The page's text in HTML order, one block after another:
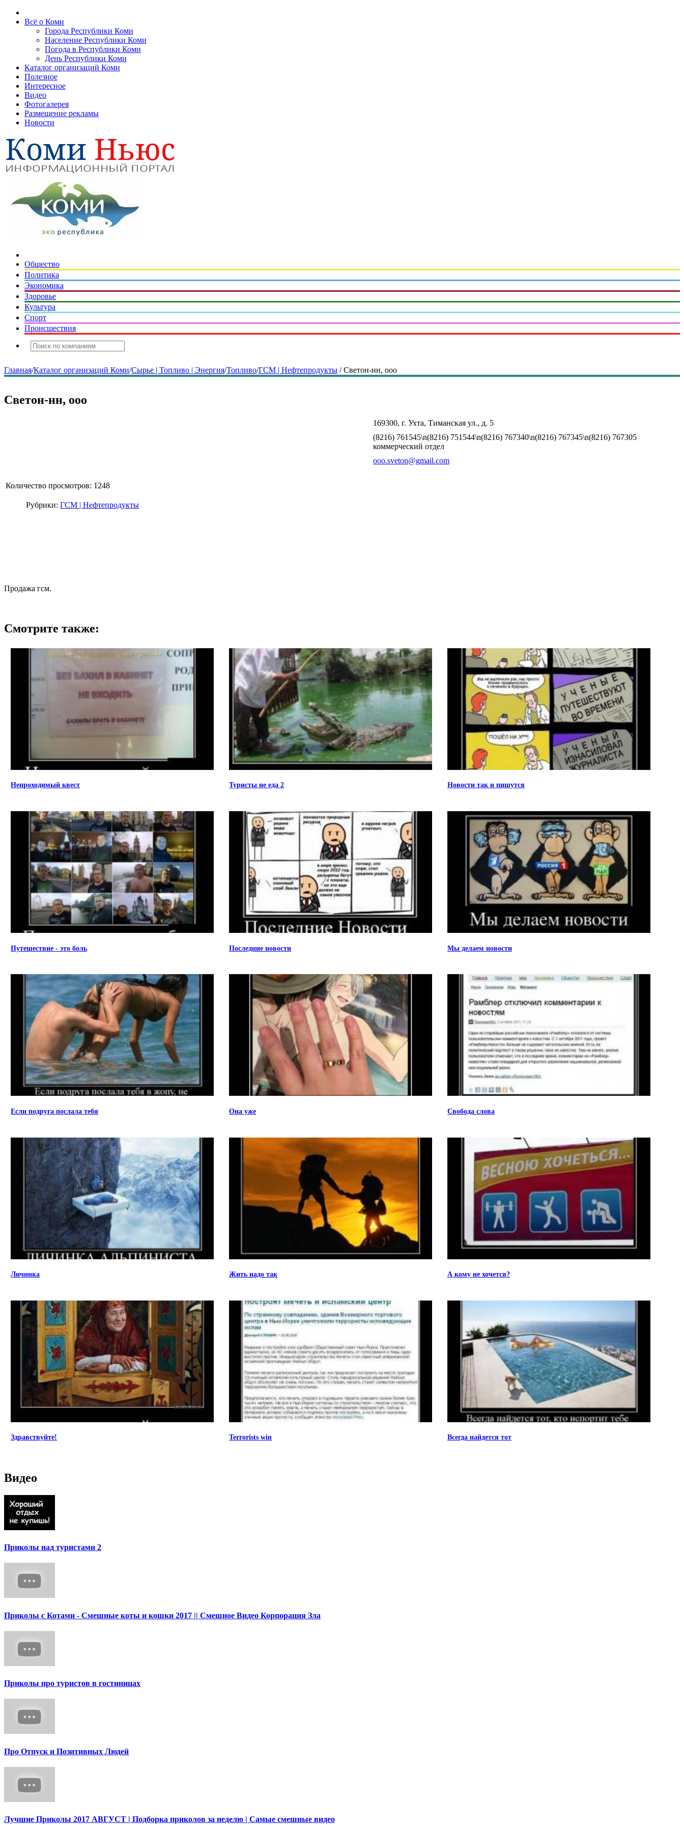
Всё о Коми
Города Республики Коми
Население Республики Коми
Погода в Республики Коми
День Республики Коми
Каталог организаций Коми
Полезное
Интересное
Видео
Фотогалерея
Размещение рекламы
Новости
Общество
Политика
Экономика
Здоровье
Культура
Спорт
Происшествия
Главная/Каталог организаций Коми/Сырье | Топливо | Энергия/Топливо/ГСМ | Нефтепродукты / Светон-нн, ооо
Светон-нн, ооо
Количество просмотров: 1248
Рубрики: ГСМ | Нефтепродукты
169300, г. Ухта, Тиманская ул., д. 5
(8216) 761545\n(8216) 751544\n(8216) 767340\n(8216) 767345\n(8216) 767305
коммерческий отдел
ooo.sveton@gmail.com
Продажа гсм.
Смотрите также:
Непроходимый квест Туристы не еда 2 Новости так и пишутся
Путешествие - это боль Последние новости Мы делаем новости
Если подруга послала тебя Она уже Свобода слова
Личинка Жить надо так А кому не хочется?
Здравствуйте! Terrorists win Всегда найдется тот
Видео
Приколы над туристами 2
Приколы с Котами - Смешные коты и кошки 2017 || Смешное Видео Корпорация Зла
Приколы про туристов в гостиницах
Про Отпуск и Позитивных Людей
Лучшие Приколы 2017 АВГУСТ | Подборка приколов за неделю | Самые смешные видео